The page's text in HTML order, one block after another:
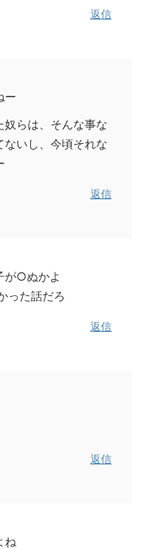
返信
ー
らは、そんな事な
ないし、今頃それな
返信
が○ぬかよ
った話だろ
返信
返信
ね